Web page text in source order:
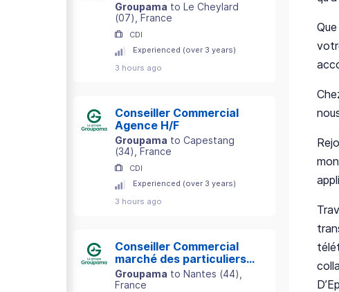
Groupama to Le Cheylard
(07) , France
CDI
Experienced (over 3 years)
3 hours ago
Conseiller Commercial
Agence H/F
Groupama to Capestang
(34) , France
CDI
Experienced (over 3 years)
3 hours ago
Conseiller Commercial
marché des particuliers -
Département 44 H/F
Groupama to Nantes (44)
France